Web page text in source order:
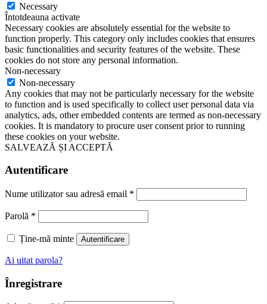
Necessary
Întotdeauna activate
Necessary cookies are absolutely essential for the website to
function properly. This category only includes cookies that ensures
basic functionalities and security features of the website. These
cookies do not store any personal information.
Non-necessary
Non-necessary
Any cookies that may not be particularly necessary for the website
to function and is used specifically to collect user personal data via
analytics, ads, other embedded contents are termed as non-necessary
cookies. It is mandatory to procure user consent prior to running
these cookies on your website.
SALVEAZĂ ȘI ACCEPTĂ
Autentificare
Nume utilizator sau adresă email *
Parolă *
Ține-mă minte Autentificare
Ai uitat parola?
Înregistrare